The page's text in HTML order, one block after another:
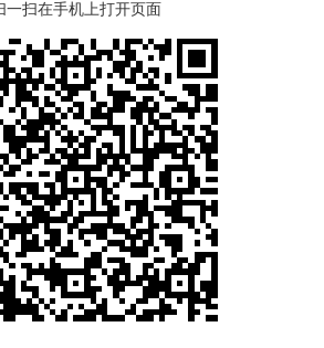
一扫在手机上打开页面